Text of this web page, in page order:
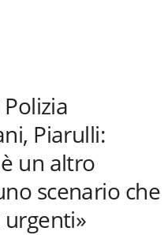
Piarulli:
un altro
scenario che